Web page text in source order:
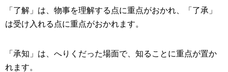
「了解」は、物事を理解する点に重点がおかれ、「了承」
は受け入れる点に重点がおかれます。
「承知」は、へりくだった場面で、知ることに重点が置か
れます。